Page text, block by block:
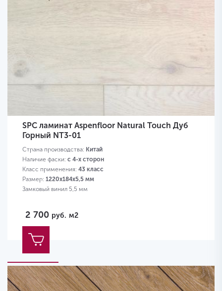
SPC ламинат Aspenfloor Natural Touch Дуб
Горный NT3-01
Страна производства: Китай
Наличие фаски: с 4-х сторон
Класс применения: 43 класс
Размер: 1220х184х5,5 мм
Замковый винил 5,5 мм
2 700 руб. м2